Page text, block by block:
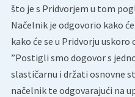
što je s Pridvorjem u tom
Načelnik je odgovorio kako
kako će se u Pridvorju
”Postigli smo dogovor s
slastičarnu i držati osnovne
načelnik te odgovarajući na